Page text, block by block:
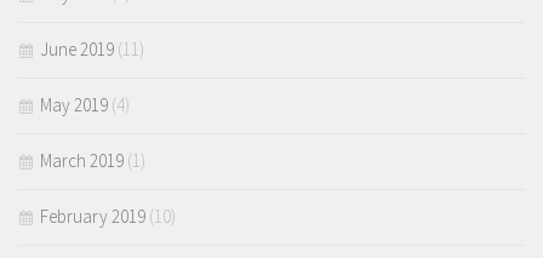
June 2019 (11)
May 2019 (4)
March 2019 (1)
February 2019 (10)